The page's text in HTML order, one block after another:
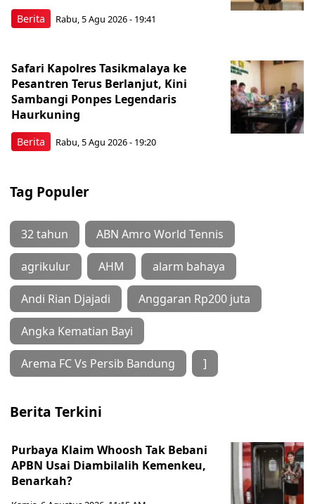
Berita Rabu, 5 Agu 2026 - 19:41
Berita
Safari Kapolres Tasikmalaya ke
Pesantren Terus Berlanjut, Kini
Sambangi Ponpes Legendaris
Haurkuning
Rabu, 5 Agu 2026 - 19:20
Tag Populer
32 tahun ABN Amro World Tennis
agrikulur AHM alarm bahaya
Andi Rian Djajadi Anggaran Rp200 juta
Angka Kematian Bayi
Arema FC Vs Persib Bandung ]
Berita Terkini
Purbaya Klaim Whoosh Tak Bebani
APBN Usai Diambilalih Kemenkeu,
Benarkah?